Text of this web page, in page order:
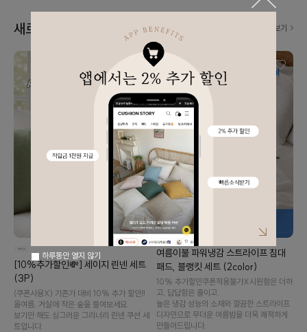
새로 나왔어요! 👀 더보기
[10%추가할인💸] 세이지 린넨 세트
(3P)
(쿠폰사용X) 기존가 대비 10% 추가 할인‼️
올여름, 거실에 작은 숲을 들여보세요.
보기만 해도 싱그러운 그리너리 린넨 쿠션 세
트입니다.
여름이불 파워냉감 스트라이프 침대
패드, 블랭킷 세트 (2color)
10% 추가할인️쿠폰적용불가X️시원함은 더하
고, 답답함은 줄이고.
높은 냉감 성능의 소재와 깔끔한 스트라이프
디자인으로 무더운 여름밤을 더욱 쾌적하게
만들어드립니다.
하루동안 열지 않기